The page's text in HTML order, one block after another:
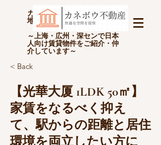
カネボウ不動産(上海金坊房
地产经纪有限公司)
～上海・広州・深センで日本
人向け賃貸物件をご紹介・仲
介しています～
< Back
【光華大厦 1LDK 50㎡】
家賃をなるべく抑え
て、駅からの距離と居住
環境を両立したい方に